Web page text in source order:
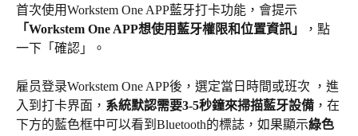
首次使用Workstem One APP藍牙打卡功能，會提示
「Workstem One APP想使用藍牙權限和位置資訊」
，點
一下「確認」。
雇员登录Workstem One APP後，選定當日時間或班次 ，進
入到打卡界面， 系統默認需要3-5秒鐘來掃描藍牙設備 ，在
下方的藍色框中可以看到Bluetooth的標誌，如果顯示綠色